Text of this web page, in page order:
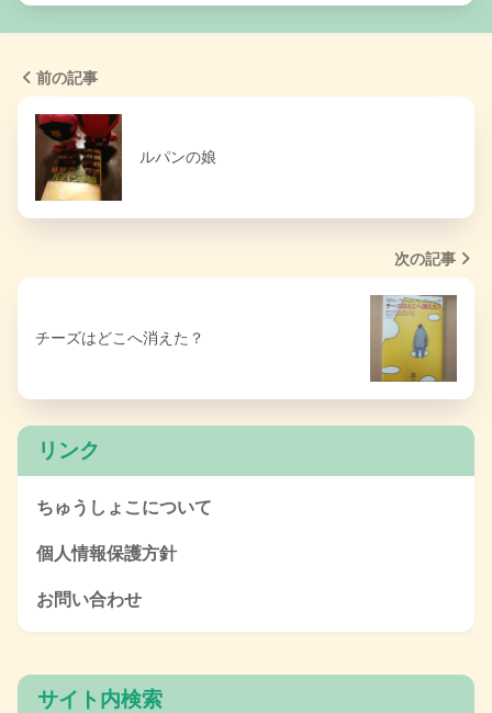
前の記事
ルパンの娘
次の記事
チーズはどこへ消えた？
リンク
ちゅうしょこについて
個人情報保護方針
お問い合わせ
サイト内検索